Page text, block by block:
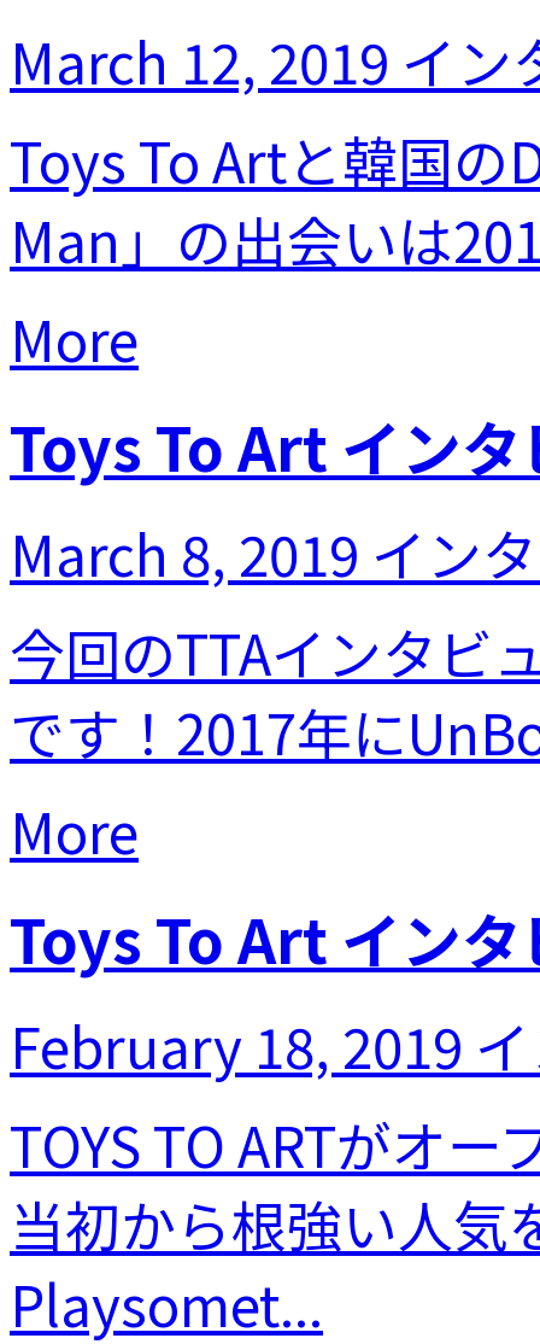
March 12, 2019 イン
Toys To Artと韓国の
Man」の出会いは
More
Toys To Art イン
March 8, 2019 イン
今回のTTAインタビ
です！2017年に
More
Toys To Art イン
February 18, 2019
TOYS TO ARTがオ
当初から根強い人気
Playsomet...